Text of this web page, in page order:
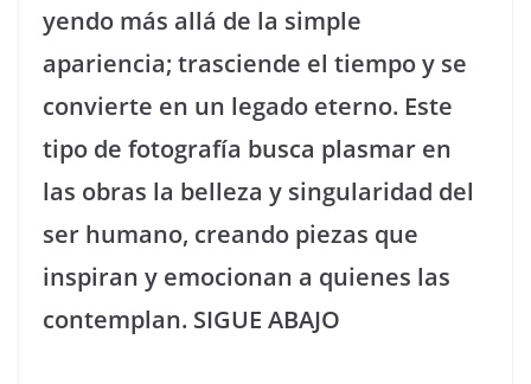
yendo más allá de la simple
apariencia; trasciende el tiempo y se
convierte en un legado eterno. Este
tipo de fotografía busca plasmar en
las obras la belleza y singularidad del
ser humano, creando piezas que
inspiran y emocionan a quienes las
contemplan. SIGUE ABAJO